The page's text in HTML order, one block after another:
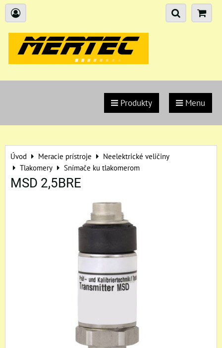
Produkty Menu
Úvod Meracie prístroje
Neelektrické veličiny
Tlakomery
Snímače ku tlakomerom
MSD 2,5BRE